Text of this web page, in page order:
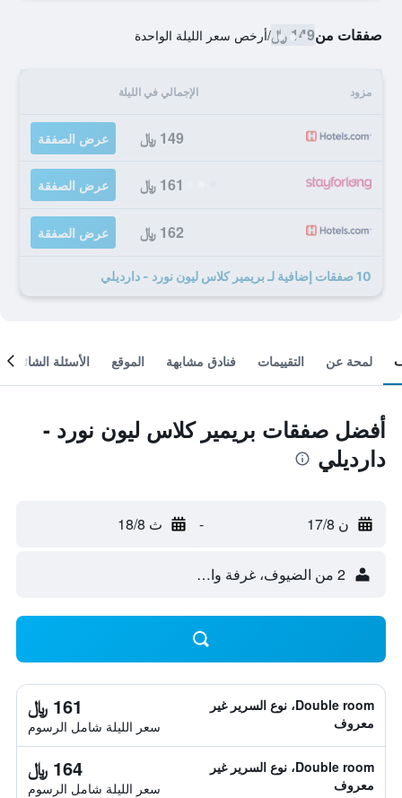
صفقات من149 ﷼ /أرخص سعر الليلة الواحدة
مزود الإجمالي في الليلة
149 ﷼ عرض الصفقة
161 ﷼ عرض الصفقة
162 ﷼ عرض الصفقة
10 صفقات إضافية لـ بريمير كلاس ليون نورد - دارديلي
لمحة عن التقييمات فنادق مشابهة الموقع الأسئلة الشائعة
أفضل صفقات بريمير كلاس ليون نورد -
دارديلي
ن 17/8 - ث 18/8
2 من الضيوف، غرفة واحدة
Double room، نوع السرير غير
معروف
161 ﷼
سعر الليلة شامل الرسوم
Double room، نوع السرير غير
معروف
164 ﷼
سعر الليلة شامل الرسوم